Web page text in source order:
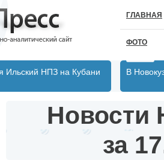
ГЛАВНАЯ
ФОТО
Ильский НПЗ на Кубани В
Новости
за